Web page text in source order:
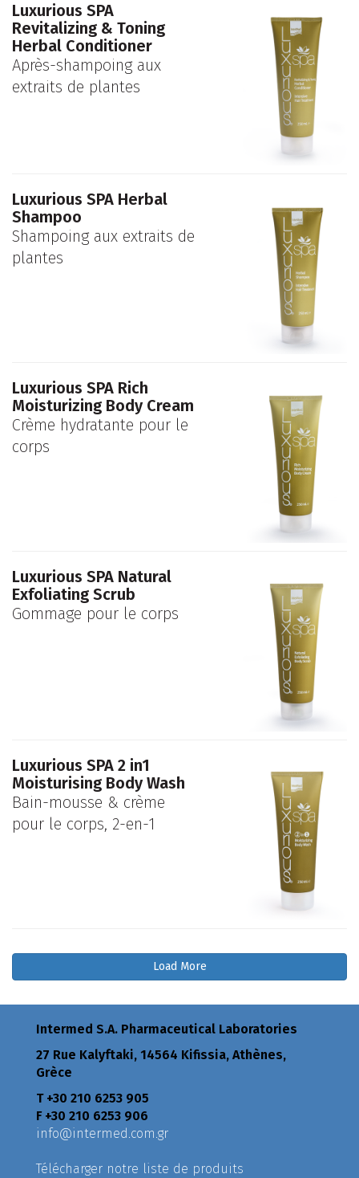
Luxurious SPA
Revitalizing & Toning
Herbal Conditioner
Après-shampoing aux
extraits de plantes
Luxurious SPA Herbal
Shampoo
Shampoing aux extraits de
plantes
Luxurious SPA Rich
Moisturizing Body Cream
Crème hydratante pour le
corps
Luxurious SPA Natural
Exfoliating Scrub
Gommage pour le corps
Luxurious SPA 2 in1
Moisturising Body Wash
Bain-mousse & crème
pour le corps, 2-en-1
Load More
Intermed S.A. Pharmaceutical Laboratories
27 Rue Kalyftaki, 14564 Kifissia, Athènes,
Grèce
Τ +30 210 6253 905
F +30 210 6253 906
info@intermed.com.gr
Télécharger notre liste de produits